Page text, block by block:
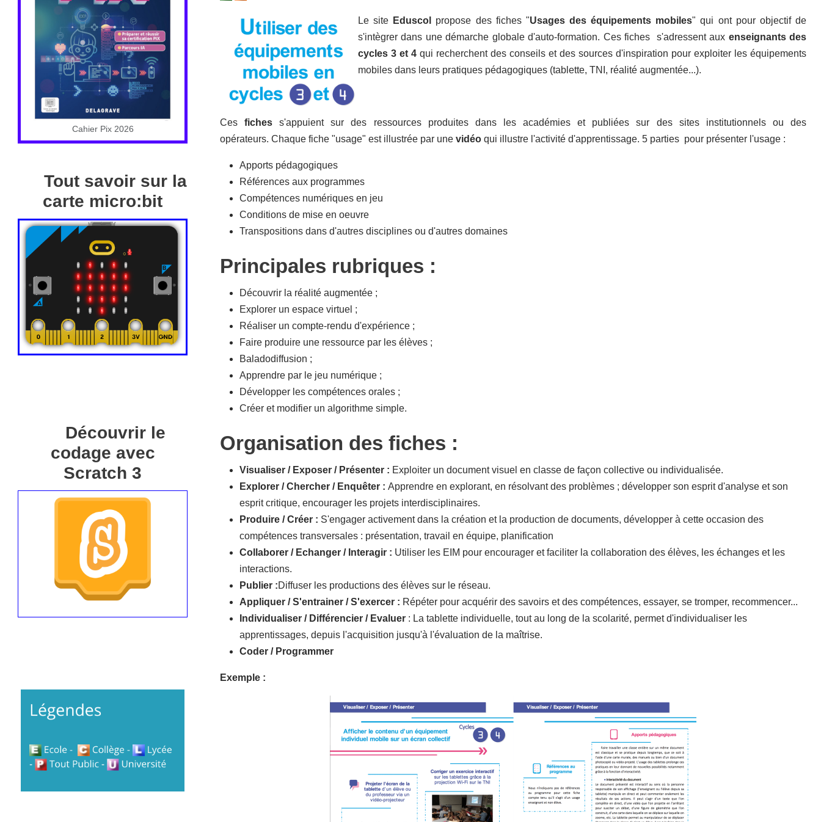
Cahier Pix 2026
Tout savoir sur la
carte micro:bit
Découvrir le
codage avec
Scratch 3
Le site Eduscol propose des fiches "Usages des équipements mobiles" qui ont pour objectif de
s'intègrer dans une démarche globale d'auto-formation. Ces fiches s'adressent aux enseignants des
cycles 3 et 4 qui recherchent des conseils et des sources d'inspiration pour exploiter les équipements
mobiles dans leurs pratiques pédagogiques (tablette, TNI, réalité augmentée...).
Cesfiches s'appuient sur des ressources produites dans les académies et publiées sur des sites institutionnels ou des
opérateurs. Chaque fiche "usage" est illustrée par une vidéo qui illustre l'activité d'apprentissage. 5 parties pour présenter l'usage :
Apports pédagogiques
Références aux programmes
Compétences numériques en jeu
Conditions de mise en oeuvre
Transpositions dans d'autres disciplines ou d'autres domaines
Principales rubriques :
Découvrir la réalité augmentée ;
Explorer un espace virtuel ;
Réaliser un compte-rendu d'expérience ;
Faire produire une ressource par les élèves ;
Baladodiffusion ;
Apprendre par le jeu numérique ;
Développer les compétences orales ;
Créer et modifier un algorithme simple.
Organisation des fiches :
Visualiser / Exposer / Présenter : Exploiter un document visuel en classe de façon collective ou individualisée.
Explorer / Chercher / Enquêter : Apprendre en explorant, en résolvant des problèmes ; développer son esprit d'analyse et son
esprit critique, encourager les projets interdisciplinaires.
Produire / Créer : S'engager activement dans la création et la production de documents, développer à cette occasion des
compétences transversales : présentation, travail en équipe, planification
Collaborer / Echanger / Interagir : Utiliser les EIM pour encourager et faciliter la collaboration des élèves, les échanges et les
interactions.
Publier :Diffuser les productions des élèves sur le réseau.
Appliquer / S'entrainer / S'exercer : Répéter pour acquérir des savoirs et des compétences, essayer, se tromper, recommencer...
Individualiser / Différencier / Evaluer : La tablette individuelle, tout au long de la scolarité, permet d'individualiser les
apprentissages, depuis l'acquisition jusqu'à l'évaluation de la maîtrise.
Coder / Programmer
Exemple :